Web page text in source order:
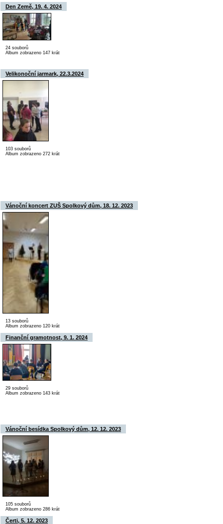
Den Země, 19. 4. 2024
24 souborů
Album zobrazeno 147 krát
Velikonoční jarmark, 22.3.2024
103 souborů
Album zobrazeno 272 krát
Vánoční koncert ZUŠ Spolkový dům, 18. 12. 2023
13 souborů
Album zobrazeno 120 krát
Finanční gramotnost, 9. 1. 2024
29 souborů
Album zobrazeno 143 krát
Vánoční besídka Spolkový dům, 12. 12. 2023
105 souborů
Album zobrazeno 286 krát
Čerti, 5. 12. 2023